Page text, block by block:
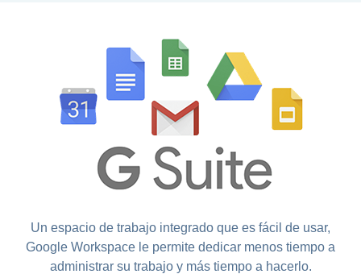
Un espacio de trabajo integrado que es fácil de usar,
Google Workspace le permite dedicar menos tiempo a
administrar su trabajo y más tiempo a hacerlo.